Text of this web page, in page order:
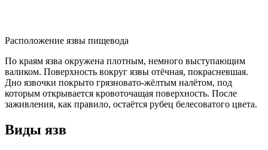
Расположение язвы пищевода
По краям язва окружена плотным, немного выступающим
валиком. Поверхность вокруг язвы отёчная, покрасневшая.
Дно язвочки покрыто грязновато-жёлтым налётом, под
которым открывается кровоточащая поверхность. После
заживления, как правило, остаётся рубец белесоватого цвета.
Виды язв